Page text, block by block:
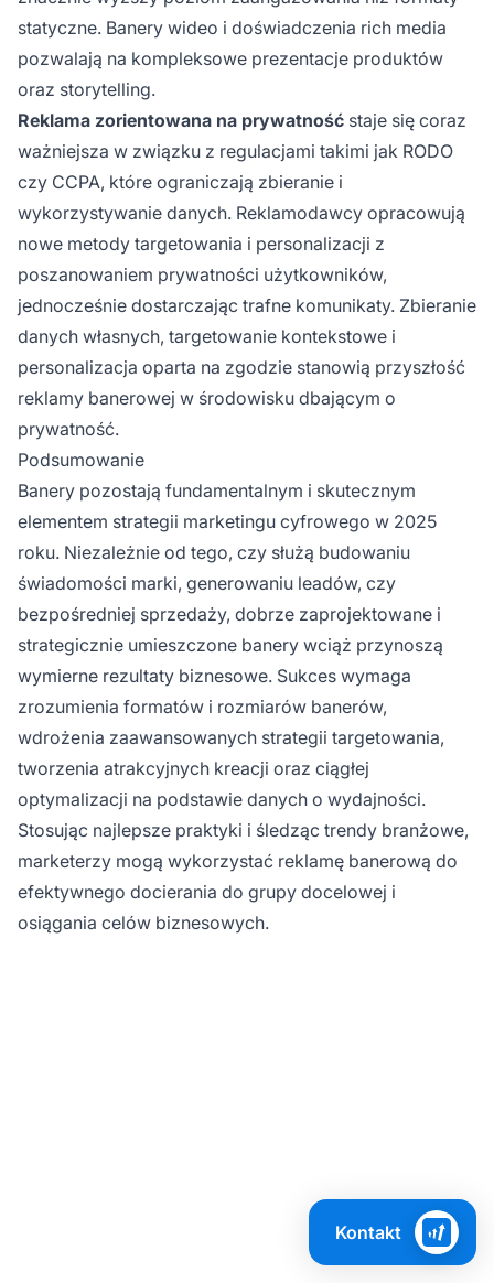
statyczne. Banery wideo i doświadczenia rich media
pozwalają na kompleksowe prezentacje produktów
oraz storytelling.
Reklama zorientowana na prywatność staje się coraz
ważniejsza w związku z regulacjami takimi jak RODO
czy CCPA, które ograniczają zbieranie i
wykorzystywanie danych. Reklamodawcy opracowują
nowe metody targetowania i personalizacji z
poszanowaniem prywatności użytkowników,
jednocześnie dostarczając trafne komunikaty. Zbieranie
danych własnych, targetowanie kontekstowe i
personalizacja oparta na zgodzie stanowią przyszłość
reklamy banerowej w środowisku dbającym o
prywatność.
Podsumowanie
Banery pozostają fundamentalnym i skutecznym
elementem strategii marketingu cyfrowego w 2025
roku. Niezależnie od tego, czy służą budowaniu
świadomości marki, generowaniu leadów, czy
bezpośredniej sprzedaży, dobrze zaprojektowane i
strategicznie umieszczone banery wciąż przynoszą
wymierne rezultaty biznesowe. Sukces wymaga
zrozumienia formatów i rozmiarów banerów,
wdrożenia zaawansowanych strategii targetowania,
tworzenia atrakcyjnych kreacji oraz ciągłej
optymalizacji na podstawie danych o wydajności.
Stosując najlepsze praktyki i śledząc trendy branżowe,
marketerzy mogą wykorzystać reklamę banerową do
efektywnego docierania do grupy docelowej i
osiągania celów biznesowych.
zmaksymalizować ROI
z reklamy banerowej?
Kontakt